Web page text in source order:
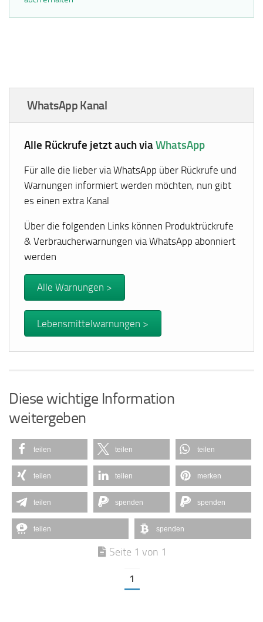
WhatsApp Kanal
Alle Rückrufe jetzt auch viaWhatsApp
Für alle die lieber via WhatsApp über Rückrufe und
Warnungen informiert werden möchten, nun gibt
es einen extra Kanal
Über die folgenden Links können Produktrückrufe
& Verbraucherwarnungen via WhatsApp abonniert
werden
Alle Warnungen >
Lebensmittelwarnungen >
Diese wichtige Information
weitergeben
teilen teilen teilen
teilen teilen merken
teilen spenden spenden
teilen spenden
Seite 1 von 1
1